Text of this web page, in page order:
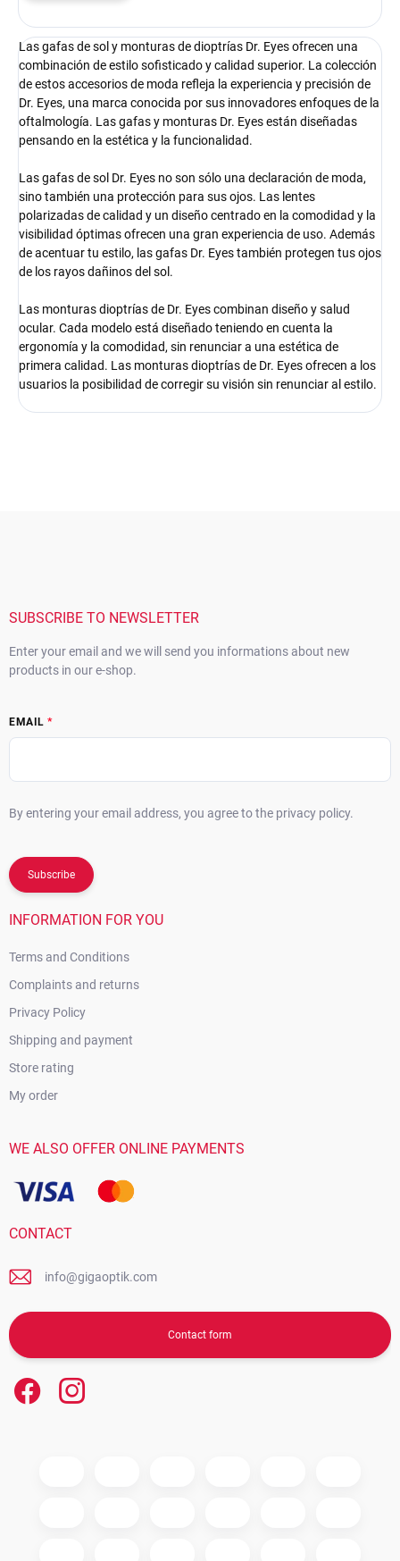
Las gafas de sol y monturas de dioptrías Dr. Eyes ofrecen una
combinación de estilo sofisticado y calidad superior. La colección
de estos accesorios de moda refleja la experiencia y precisión de
Dr. Eyes, una marca conocida por sus innovadores enfoques de la
oftalmología. Las gafas y monturas Dr. Eyes están diseñadas
pensando en la estética y la funcionalidad.
Las gafas de sol Dr. Eyes no son sólo una declaración de moda,
sino también una protección para sus ojos. Las lentes
polarizadas de calidad y un diseño centrado en la comodidad y la
visibilidad óptimas ofrecen una gran experiencia de uso. Además
de acentuar tu estilo, las gafas Dr. Eyes también protegen tus ojos
de los rayos dañinos del sol.
Las monturas dioptrías de Dr. Eyes combinan diseño y salud
ocular. Cada modelo está diseñado teniendo en cuenta la
ergonomía y la comodidad, sin renunciar a una estética de
primera calidad. Las monturas dioptrías de Dr. Eyes ofrecen a los
usuarios la posibilidad de corregir su visión sin renunciar al estilo.
SUBSCRIBE TO NEWSLETTER
Enter your email and we will send you informations about new
products in our e-shop.
EMAIL
By entering your email address, you agree to the privacy policy.
Subscribe
INFORMATION FOR YOU
Terms and Conditions
Complaints and returns
Privacy Policy
Shipping and payment
Store rating
My order
WE ALSO OFFER ONLINE PAYMENTS
CONTACT
info@gigaoptik.com
Contact form